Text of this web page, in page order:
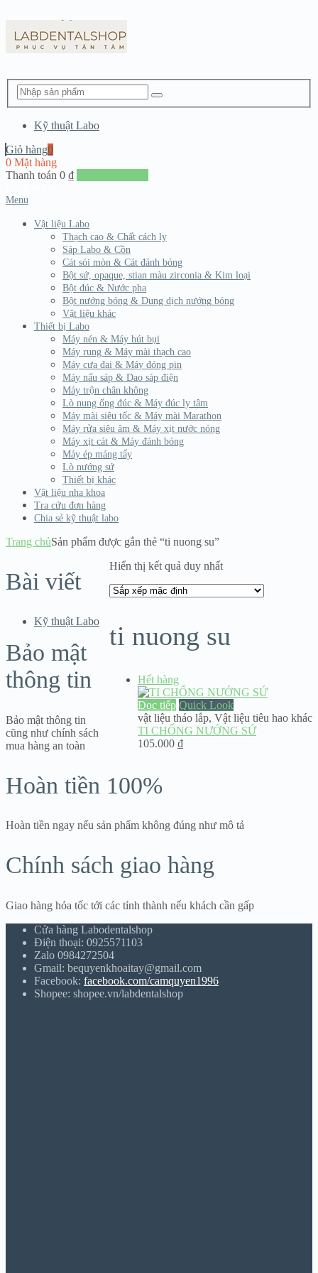
Kỹ thuật Labo
Giỏ hàng0
0 Mặt hàng
Thanh toán 0 ₫
Menu
Vật liệu Labo
Thạch cao & Chất cách ly
Sáp Labo & Cồn
Cát sói mòn & Cát đánh bóng
Bột sứ, opaque, stian màu zirconia & Kim loại
Bột đúc & Nước pha
Bột nướng bóng & Dung dịch nướng bóng
Vật liệu khác
Thiết bị Labo
Máy nén & Máy hút bụi
Máy rung & Máy mài thạch cao
Máy cưa đai & Máy đóng pin
Máy nấu sáp & Dao sáp điện
Máy trộn chân không
Lò nung ống đúc & Máy đúc ly tâm
Máy mài siêu tốc & Máy mài Marathon
Máy rửa siêu âm & Máy xịt nước nóng
Máy xịt cát & Máy đánh bóng
Máy ép máng tẩy
Lò nướng sứ
Thiết bị khác
Vật liệu nha khoa
Tra cứu đơn hàng
Chia sẻ kỹ thuật labo
Trang chủSản phẩm được gắn thẻ “ti nuong su”
Hiển thị kết quả duy nhất
ti nuong su
Hết hàng
Đọc tiếp Quick Look
vật liệu tháo lắp, Vật liệu tiêu hao khác
TI CHỐNG NƯỚNG SỨ
105.000 ₫
Bài viết
Kỹ thuật Labo
Bảo mật
thông tin
Bảo mật thông tin
cũng như chính sách
mua hàng an toàn
Hoàn tiền 100%
Hoàn tiền ngay nếu sản phẩm không đúng như mô tả
Chính sách giao hàng
Giao hàng hỏa tốc tới các tỉnh thành nếu khách cần gấp
Cửa hàng Labodentalshop
Điện thoại: 0925571103
Zalo 0984272504
Gmail: bequyenkhoaitay@gmail.com
Facebook: facebook.com/camquyen1996
Shopee: shopee.vn/labdentalshop